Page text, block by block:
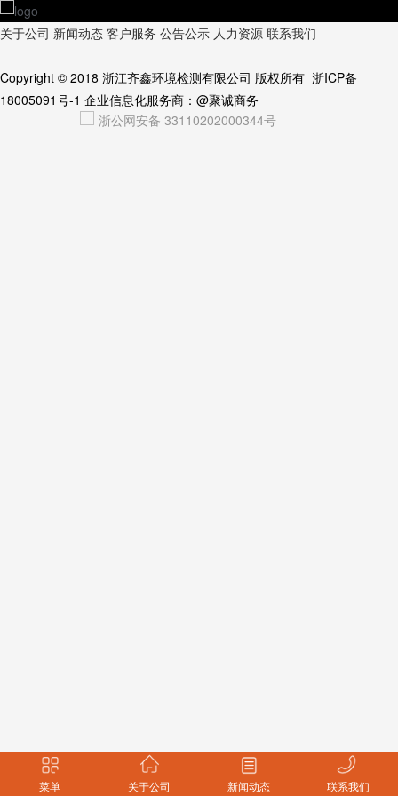
关于公司 新闻动态 客户服务 公告公示 人力资源 联系我们
Copyright © 2018 浙江齐鑫环境检测有限公司 版权所有 浙ICP备
18005091号-1 企业信息化服务商： @聚诚商务
浙公网安备 33110202000344号
菜单 关于公司 新闻动态 联系我们